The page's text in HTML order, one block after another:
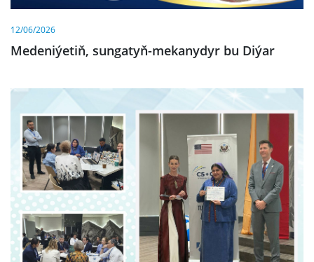
12/06/2026
Medeniýetiň, sungatyň-mekanydyr bu Diýar